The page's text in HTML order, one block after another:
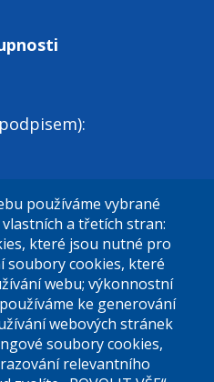
podpisu):
používáme vybrané
a třetích stran:
které jsou nutné pro
soubory cookies, které
webu; výkonnostní
ke generování
webových stránek
soubory cookies,
relevantního